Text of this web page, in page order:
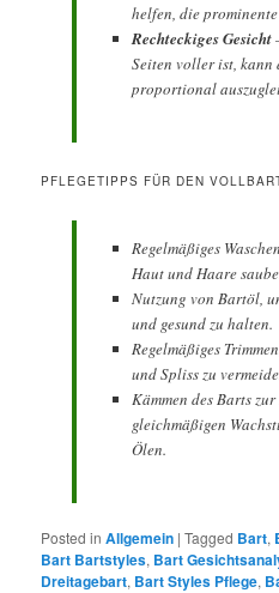
helfen, die
Rechteckiges Gesicht
Seiten voller ist, kann
proportional
PFLEGETIPPS FÜR DEN
Regelmäßiges
Haut und Haare
Nutzung von Bartöl,
und gesund zu halten.
Regelmäßiges
und Spliss zu
Kämmen des Barts
gleichmäßigen
Ölen.
Posted in Allgemein |Tagged Bart,
Bart Bartstyles, Bart
Dreitagebart, Bart Styles Pflege,